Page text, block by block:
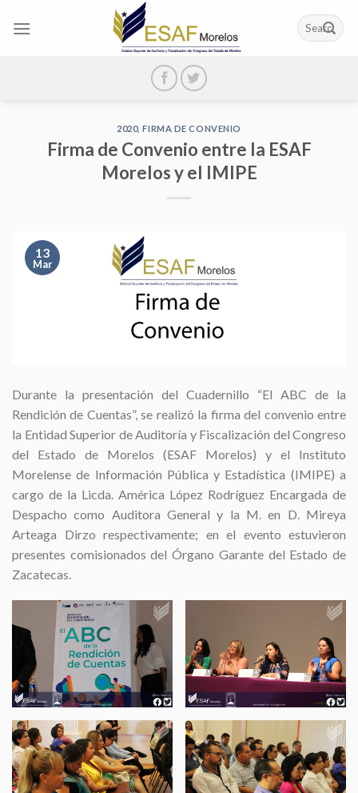
2020,FIRMA DE CONVENIO
Firma de Convenio entre la ESAF
Morelos y el IMIPE
13
Mar
Durante la presentación del Cuadernillo “El ABC de la
Rendición de Cuentas”, se realizó la firma del convenio entre
la Entidad Superior de Auditoría y Fiscalización del Congreso
del Estado de Morelos (ESAF Morelos) y el Instituto
Morelense de Información Pública y Estadística (IMIPE) a
cargo de la Licda. América López Rodríguez Encargada de
Despacho como Auditora General y la M. en D. Mireya
Arteaga Dirzo respectivamente; en el evento estuvieron
presentes comisionados del Órgano Garante del Estado de
Zacatecas.